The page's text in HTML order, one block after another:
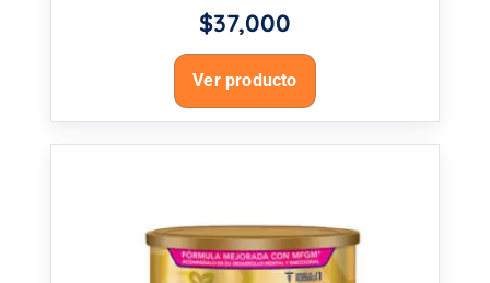
$37,000
Ver producto